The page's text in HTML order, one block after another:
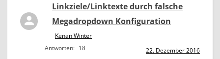
Linkziele/Linktexte durch falsche
Megadropdown Konfiguration
Kenan Winter
Antworten: 18 22. Dezember 2016